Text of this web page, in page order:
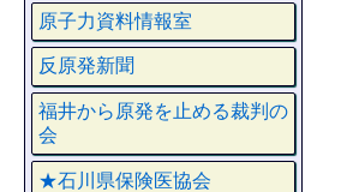
原子力資料情報室
反原発新聞
福井から原発を止める裁判の
会
★石川県保険医協会